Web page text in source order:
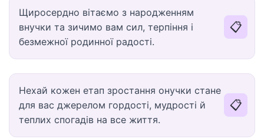
Щиросердно вітаємо з народженням
внучки та зичимо вам сил, терпіння і
безмежної родинної радості.
📋
Нехай кожен етап зростання онучки стане
для вас джерелом гордості, мудрості й
теплих спогадів на все життя.
📋